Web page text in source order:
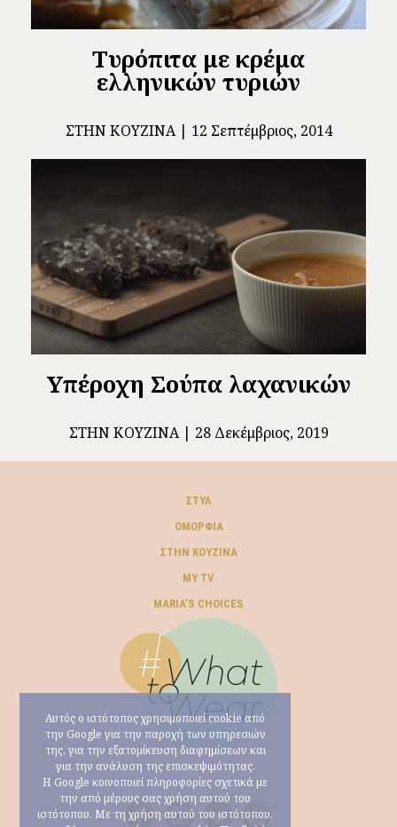
Tυρόπιτα με κρέμα
ελληνικών τυριών
ΣΤΗΝ ΚΟΥΖΊΝΑ 12 Σεπτέμβριος, 2014
Υπέροχη Σούπα λαχανικών
ΣΤΗΝ ΚΟΥΖΊΝΑ 28 Δεκέμβριος, 2019
ΣΤΥΛ
ΟΜΟΡΦΙΆ
ΣΤΗΝ ΚΟΥΖΊΝΑ
MY TV
ΜARIA’S CHOICES
Αυτός ο ιστότοπος χρησιμοποιεί cookie από
την Google για την παροχή των υπηρεσιών
της, για την εξατομίκευση διαφημίσεων και
για την ανάλυση της επισκεψιμότητας.
Η Google κοινοποιεί πληροφορίες σχετικά με
την από μέρους σας χρήση αυτού του
ιστότοπου. Με τη χρήση αυτού του ιστότοπου,